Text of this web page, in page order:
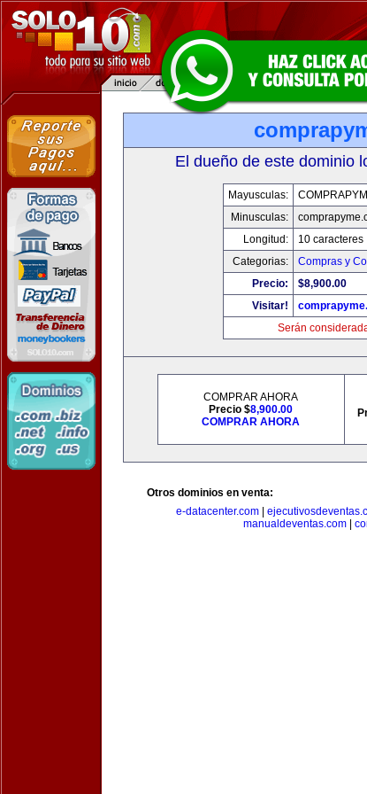
El dueño de este dominio
Mayusculas:
Minusculas:
Longitud:
10 caracteres
Categorias:
Compras y
Precio:
$8,900.00
Visitar!
Serán
COMPRAR AHORA
Precio $8,900.00
COMPRAR AHORA
Otros dominios en venta:
e-datacenter.com|
manualdeventas.com|